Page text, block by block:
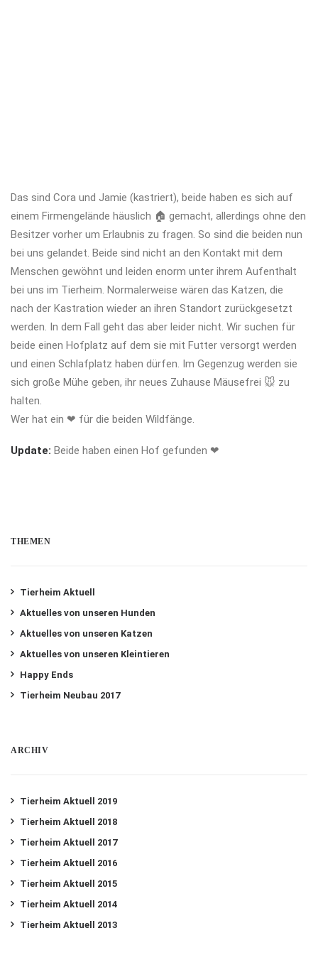
Das sind Cora und Jamie (kastriert), beide haben es sich auf
einem Firmengelände häuslich 🏠 gemacht, allerdings ohne den
Besitzer vorher um Erlaubnis zu fragen. So sind die beiden nun
bei uns gelandet. Beide sind nicht an den Kontakt mit dem
Menschen gewöhnt und leiden enorm unter ihrem Aufenthalt
bei uns im Tierheim. Normalerweise wären das Katzen, die
nach der Kastration wieder an ihren Standort zurückgesetzt
werden. In dem Fall geht das aber leider nicht. Wir suchen für
beide einen Hofplatz auf dem sie mit Futter versorgt werden
und einen Schlafplatz haben dürfen. Im Gegenzug werden sie
sich große Mühe geben, ihr neues Zuhause Mäusefrei 🐭 zu
halten.
Wer hat ein ❤ für die beiden Wildfänge.
Update: Beide haben einen Hof gefunden ❤
THEMEN
Tierheim Aktuell
Aktuelles von unseren Hunden
Aktuelles von unseren Katzen
Aktuelles von unseren Kleintieren
Happy Ends
Tierheim Neubau 2017
ARCHIV
Tierheim Aktuell 2019
Tierheim Aktuell 2018
Tierheim Aktuell 2017
Tierheim Aktuell 2016
Tierheim Aktuell 2015
Tierheim Aktuell 2014
Tierheim Aktuell 2013